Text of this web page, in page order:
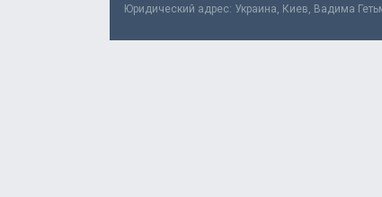
Юридический адрес: Украина, Киев, Вадима